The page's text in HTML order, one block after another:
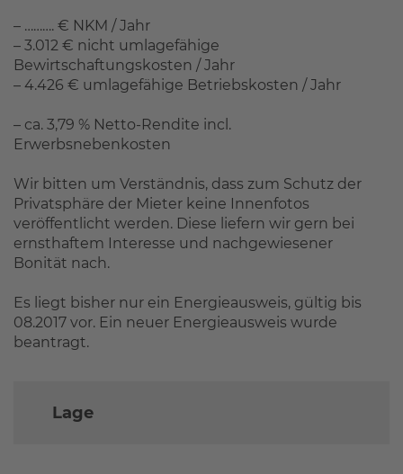
– ………. € NKM / Jahr
– 3.012 € nicht umlagefähige
Bewirtschaftungskosten / Jahr
– 4.426 € umlagefähige Betriebskosten / Jahr
– ca. 3,79 % Netto-Rendite incl.
Erwerbsnebenkosten
Wir bitten um Verständnis, dass zum Schutz der
Privatsphäre der Mieter keine Innenfotos
veröffentlicht werden. Diese liefern wir gern bei
ernsthaftem Interesse und nachgewiesener
Bonität nach.
Es liegt bisher nur ein Energieausweis, gültig bis
08.2017 vor. Ein neuer Energieausweis wurde
beantragt.
Lage